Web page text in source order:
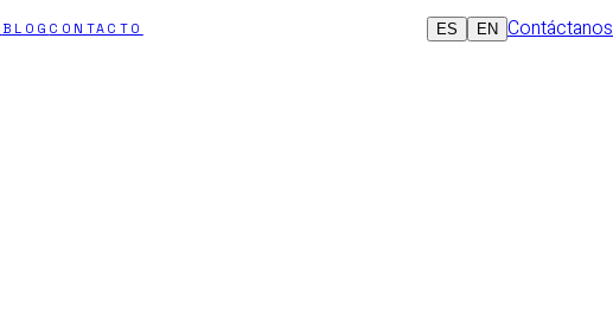
BLOG CONTACTO ES EN Contáctanos